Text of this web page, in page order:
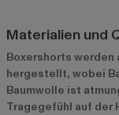
Materialien und
Boxershorts werden
hergestellt, wobei
Baumwolle ist
Tragegefühl auf der